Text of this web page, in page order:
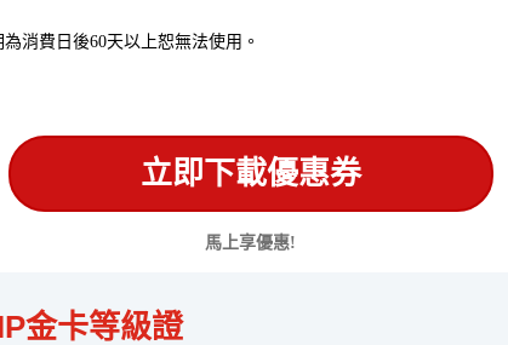
消費日後60天以上恕無法使用。
立即下載優惠券
馬上享優惠!
金卡等級證